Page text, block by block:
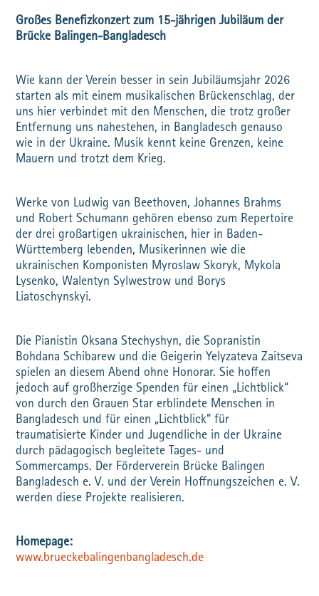
Großes Benefizkonzert zum 15-jährigen Jubiläum der
Brücke Balingen-Bangladesch
Wie kann der Verein besser in sein Jubiläumsjahr 2026
starten als mit einem musikalischen Brückenschlag, der
uns hier verbindet mit den Menschen, die trotz großer
Entfernung uns nahestehen, in Bangladesch genauso
wie in der Ukraine. Musik kennt keine Grenzen, keine
Mauern und trotzt dem Krieg.
Werke von Ludwig van Beethoven, Johannes Brahms
und Robert Schumann gehören ebenso zum Repertoire
der drei großartigen ukrainischen, hier in Baden-
Württemberg lebenden, Musikerinnen wie die
ukrainischen Komponisten Myroslaw Skoryk, Mykola
Lysenko, Walentyn Sylwestrow und Borys
Liatoschynskyi.
Die Pianistin Oksana Stechyshyn, die Sopranistin
Bohdana Schibarew und die Geigerin Yelyzateva Zaitseva
spielen an diesem Abend ohne Honorar. Sie hoffen
jedoch auf großherzige Spenden für einen „Lichtblick“
von durch den Grauen Star erblindete Menschen in
Bangladesch und für einen „Lichtblick“ für
traumatisierte Kinder und Jugendliche in der Ukraine
durch pädagogisch begleitete Tages- und
Sommercamps. Der Förderverein Brücke Balingen
Bangladesch e. V. und der Verein Hoffnungszeichen e. V.
werden diese Projekte realisieren.
www.brueckebalingenbangladesch.de